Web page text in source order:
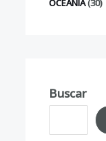
OCEANIA(30)
Buscar